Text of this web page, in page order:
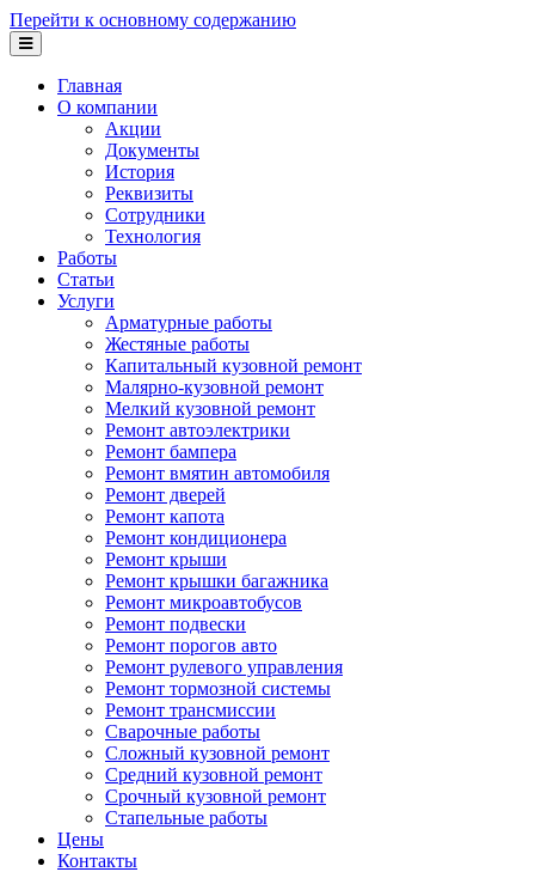
Перейти к основному содержанию
Главная
О компании
Акции
Документы
История
Реквизиты
Сотрудники
Технология
Работы
Статьи
Услуги
Арматурные работы
Жестяные работы
Капитальный кузовной ремонт
Малярно-кузовной ремонт
Мелкий кузовной ремонт
Ремонт автоэлектрики
Ремонт бампера
Ремонт вмятин автомобиля
Ремонт дверей
Ремонт капота
Ремонт кондиционера
Ремонт крыши
Ремонт крышки багажника
Ремонт микроавтобусов
Ремонт подвески
Ремонт порогов авто
Ремонт рулевого управления
Ремонт тормозной системы
Ремонт трансмиссии
Сварочные работы
Сложный кузовной ремонт
Средний кузовной ремонт
Срочный кузовной ремонт
Стапельные работы
Цены
Контакты